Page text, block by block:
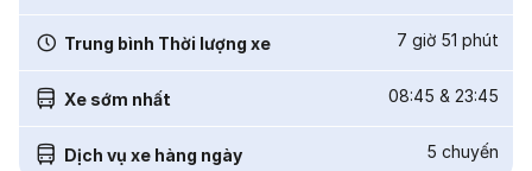
Trung bình Thời lượng xe 7 giờ 51 phút
Xe sớm nhất 08:45 & 23:45
Dịch vụ xe hàng ngày 5 chuyến